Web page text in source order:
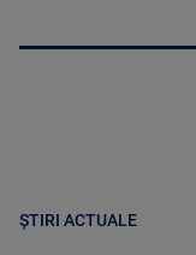
ȘTIRI ACTUALE